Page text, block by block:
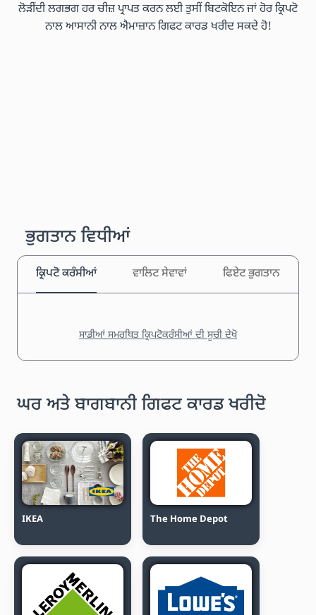
ਲੋੜੀਂਦੀ ਲਗਭਗ ਹਰ ਚੀਜ਼ ਪ੍ਰਾਪਤ ਕਰਨ ਲਈ ਤੁਸੀਂ ਬਿਟਕੋਇਨ ਜਾਂ ਹੋਰ ਕ੍ਰਿਪਟੋ
ਨਾਲ ਆਸਾਨੀ ਨਾਲ ਐਮਾਜ਼ਾਨ ਗਿਫਟ ਕਾਰਡ ਖਰੀਦ ਸਕਦੇ ਹੋ!
ਭੁਗਤਾਨ ਵਿਧੀਆਂ
ਕ੍ਰਿਪਟੋ ਕਰੰਸੀਆਂ ਵਾਲਿਟ ਸੇਵਾਵਾਂ ਫਿਏਟ ਭੁਗਤਾਨ
ਸਾਡੀਆਂ ਸਮਰਥਿਤ ਕ੍ਰਿਪਟੋਕਰੰਸੀਆਂ ਦੀ ਸੂਚੀ ਦੇਖੋ
ਘਰ ਅਤੇ ਬਾਗਬਾਨੀ ਗਿਫਟ ਕਾਰਡ ਖਰੀਦੋ
IKEA The Home Depot